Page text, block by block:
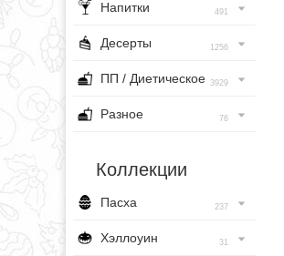
Напитки 491
Десерты 1256
ПП / Диетическое 3929
Разное 76
Коллекции
Пасха 237
Хэллоуин 31